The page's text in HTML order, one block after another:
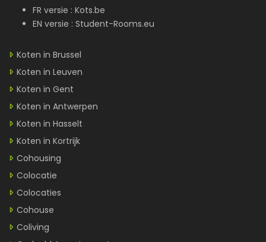
FR versie : Kots.be
EN versie : Student-Rooms.eu
Koten in Brussel
Koten in Leuven
Koten in Gent
Koten in Antwerpen
Koten in Hasselt
Koten in Kortrijk
Cohousing
Colocatie
Colocaties
Cohouse
Coliving